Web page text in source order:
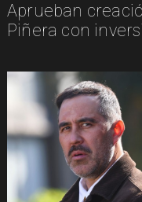
Aprueban
Piñera con